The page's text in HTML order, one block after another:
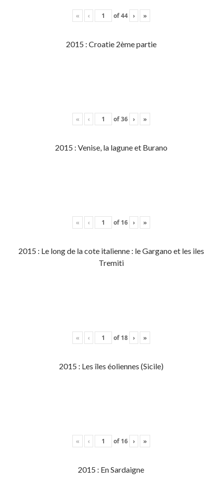
« ‹ of44 › »
2015 : Croatie 2ème partie
« ‹ of36 › »
2015 : Venise, la lagune et Burano
« ‹ of 16 › »
2015 : Le long de la cote italienne : le Gargano et les iles
Tremiti
« ‹ of 18 › »
2015 : Les îles éoliennes (Sicile)
« ‹ of 16 › »
2015 : En Sardaigne